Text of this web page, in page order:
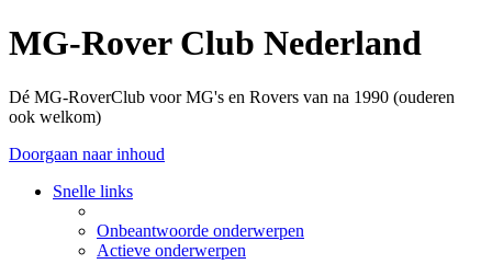
MG-Rover Club Nederland
Dé MG-RoverClub voor MG's en Rovers van na 1990 (ouderen
ook welkom)
Doorgaan naar inhoud
Snelle links
Onbeantwoorde onderwerpen
Actieve onderwerpen